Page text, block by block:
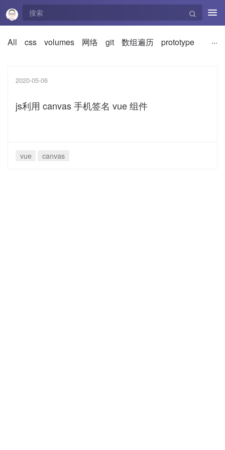
All css volumes 网络 git 数组遍历 prototype
2020-05-06
js利用 canvas 手机签名 vue 组件
vue canvas